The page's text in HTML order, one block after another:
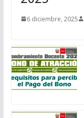
6 diciembre, 2025